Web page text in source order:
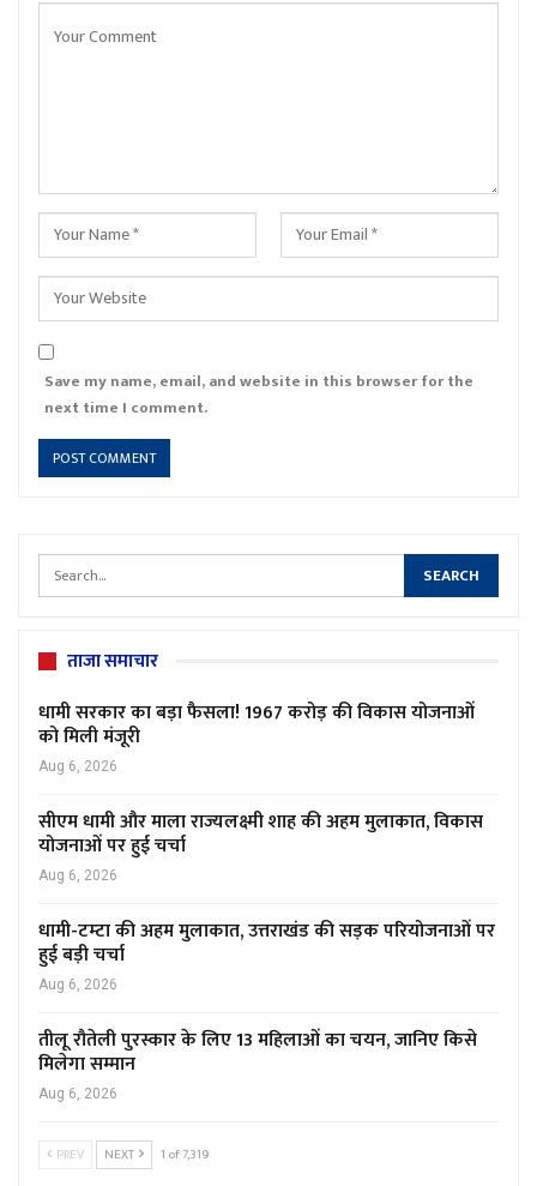
Save my name, email, and website in this browser for the
next time I comment.
ताजा समाचार
धामी सरकार का बड़ा फैसला! 1967 करोड़ की विकास योजनाओं
को मिली मंजूरी
Aug 6, 2026
सीएम धामी और माला राज्यलक्ष्मी शाह की अहम मुलाकात, विकास
योजनाओं पर हुई चर्चा
Aug 6, 2026
धामी-टम्टा की अहम मुलाकात, उत्तराखंड की सड़क परियोजनाओं पर
हुई बड़ी चर्चा
Aug 6, 2026
तीलू रौतेली पुरस्कार के लिए 13 महिलाओं का चयन, जानिए किसे
मिलेगा सम्मान
Aug 6, 2026
PREV NEXT 1 of 7,319